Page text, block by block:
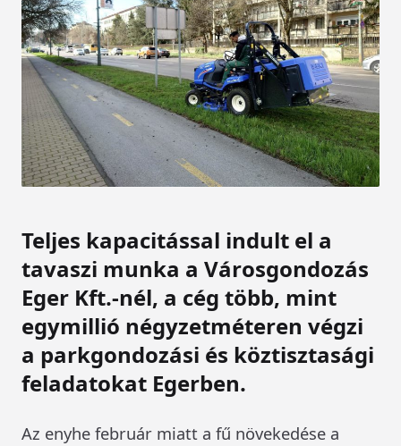
Teljes kapacitással indult el a
tavaszi munka a Városgondozás
Eger Kft.-nél, a cég több, mint
egymillió négyzetméteren végzi
a parkgondozási és köztisztasági
feladatokat Egerben.
Az enyhe február miatt a fű növekedése a